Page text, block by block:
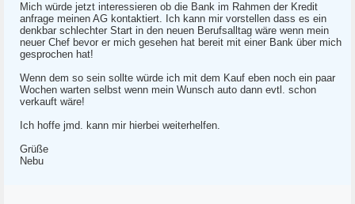
Mich würde jetzt interessieren ob die Bank im Rahmen der Kredit
anfrage meinen AG kontaktiert. Ich kann mir vorstellen dass es ein
denkbar schlechter Start in den neuen Berufsalltag wäre wenn mein
neuer Chef bevor er mich gesehen hat bereit mit einer Bank über mich
gesprochen hat!
Wenn dem so sein sollte würde ich mit dem Kauf eben noch ein paar
Wochen warten selbst wenn mein Wunsch auto dann evtl. schon
verkauft wäre!
Ich hoffe jmd. kann mir hierbei weiterhelfen.
Grüße
Nebu